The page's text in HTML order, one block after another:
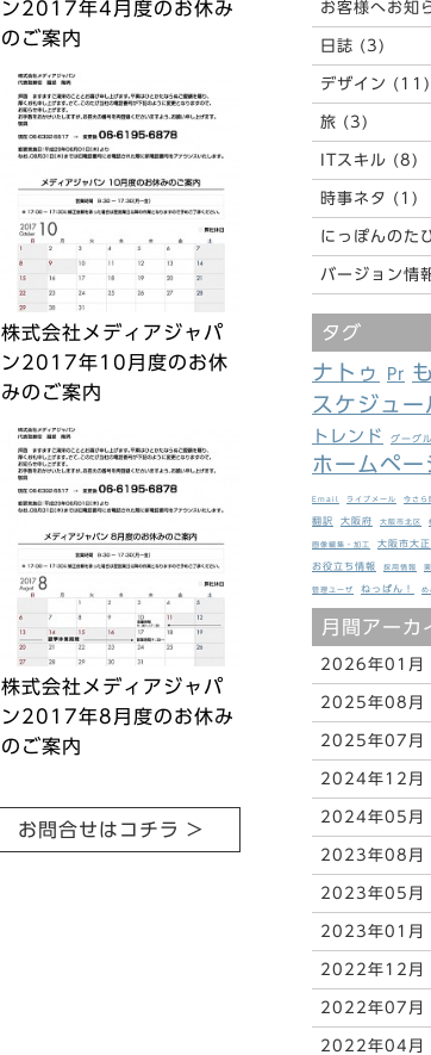
ン2017年4月度のお休み
のご案内
株式会社メディアジャパ
ン2017年10月度のお休
みのご案内
株式会社メディアジャパ
ン2017年8月度のお休み
のご案内
お問合せはコチラ >
お客様へお知
日誌 (3)
デザイン (11)
旅 (3)
ITスキル (8)
時事ネタ (1)
にっぽんの
バージョン情
タグ
ナトゥ Pr
スケジュー
トレンド グーグル
ホームペー
Email ライブメール 今さら
翻訳 大阪府 大阪市北区
画像編集・加工 大阪市大正
お役立ち情報 採用情報
管理ユーザ ねっぱん！ め
月間アーカ
2026年01月
2025年08月
2025年07月
2024年12月
2024年05月
2023年08月
2023年05月
2023年01月
2022年12月
2022年07月
2022年04月